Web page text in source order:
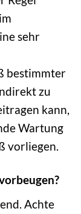
sehr
bestimmter
zu
kann,
Wartung
vorliegen.
Achte